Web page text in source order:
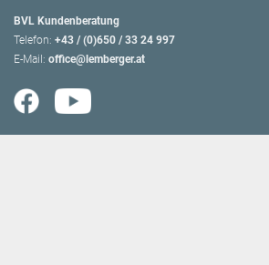
BVL Kundenberatung
Telefon: +43 / (0)650 / 33 24 997
E-Mail: office@lemberger.at